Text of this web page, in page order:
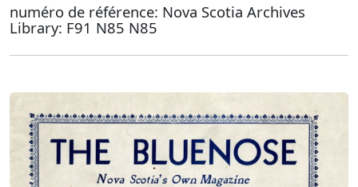
numéro de référence: Nova Scotia Archives
Library: F91 N85 N85